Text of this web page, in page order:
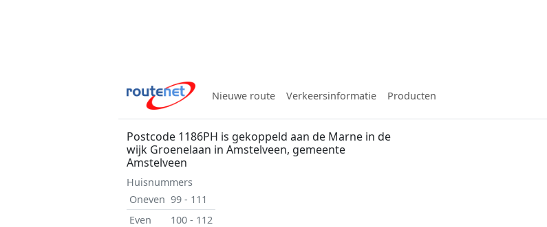
Nieuwe route Verkeersinformatie Producten
Postcode 1186PH is gekoppeld aan de Marne in de
wijk Groenelaan in Amstelveen, gemeente
Amstelveen
Huisnummers
Oneven 99 - 111
Even
100 - 112